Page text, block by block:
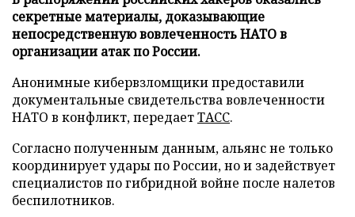
секретные материалы, доказывающие
непосредственную вовлеченность НАТО в
организации атак по России.
Анонимные кибервзломщики предоставили
документальные свидетельства вовлеченности
НАТО в конфликт, передаетТАСС.
Согласно полученным данным, альянс не только
координирует удары по России, но и задействует
специалистов по гибридной войне после налетов
беспилотников.